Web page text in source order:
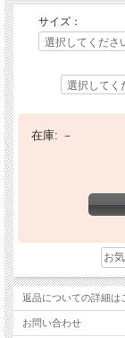
サイズ：
在庫: －
返品についての詳細は
お問い合わせ